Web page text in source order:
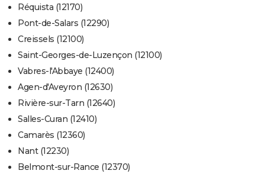
Réquista (12170)
Pont-de-Salars (12290)
Creissels (12100)
Saint-Georges-de-Luzençon (12100)
Vabres-l'Abbaye (12400)
Agen-d'Aveyron (12630)
Rivière-sur-Tarn (12640)
Salles-Curan (12410)
Camarès (12360)
Nant (12230)
Belmont-sur-Rance (12370)